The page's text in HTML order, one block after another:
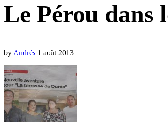
Le Pérou dans
by Andrés 1 août 2013